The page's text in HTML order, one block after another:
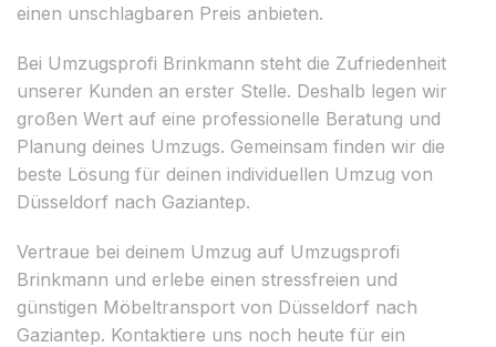
einen unschlagbaren Preis anbieten.
Bei Umzugsprofi Brinkmann steht die Zufriedenheit
unserer Kunden an erster Stelle. Deshalb legen wir
großen Wert auf eine professionelle Beratung und
Planung deines Umzugs. Gemeinsam finden wir die
beste Lösung für deinen individuellen Umzug von
Düsseldorf nach Gaziantep.
Vertraue bei deinem Umzug auf Umzugsprofi
Brinkmann und erlebe einen stressfreien und
günstigen Möbeltransport von Düsseldorf nach
Gaziantep. Kontaktiere uns noch heute für ein